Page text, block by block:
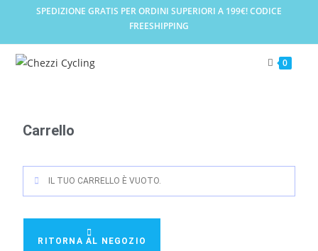
SPEDIZIONE GRATIS PER ORDINI SUPERIORI A 199€! CODICE
FREESHIPPING
0
Carrello
IL TUO CARRELLO È VUOTO.
RITORNA AL NEGOZIO